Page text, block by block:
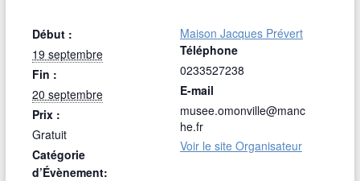
Début :
19 septembre
Fin :
20 septembre
Prix :
Gratuit
Catégorie
d’Évènement:
Maison Jacques Prévert
Téléphone
0233527238
E-mail
musee.omonville@manc
he.fr
Voir le site Organisateur